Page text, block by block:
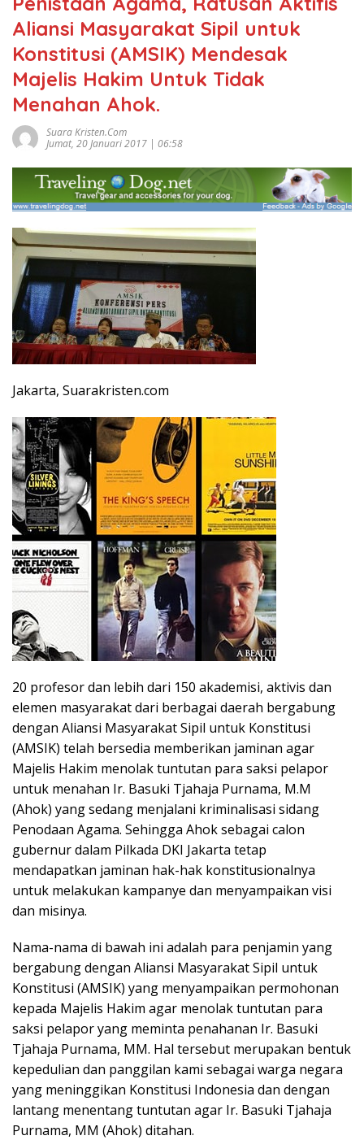
Aliansi Masyarakat Sipil untuk
Konstitusi (AMSIK) Mendesak
Majelis Hakim Untuk Tidak
Menahan Ahok.
Suara Kristen.com
Jumat, 20 Januari 2017 | 06:58
Jakarta, Suarakristen.com
20 profesor dan lebih dari 150 akademisi, aktivis dan
elemen masyarakat dari berbagai daerah bergabung
dengan Aliansi Masyarakat Sipil untuk Konstitusi
(AMSIK) telah bersedia memberikan jaminan agar
Majelis Hakim menolak tuntutan para saksi pelapor
untuk menahan Ir. Basuki Tjahaja Purnama, M.M
(Ahok) yang sedang menjalani kriminalisasi sidang
Penodaan Agama. Sehingga Ahok sebagai calon
gubernur dalam Pilkada DKI Jakarta tetap
mendapatkan jaminan hak-hak konstitusionalnya
untuk melakukan kampanye dan menyampaikan visi
dan misinya.
Nama-nama di bawah ini adalah para penjamin yang
bergabung dengan Aliansi Masyarakat Sipil untuk
Konstitusi (AMSIK) yang menyampaikan permohonan
kepada Majelis Hakim agar menolak tuntutan para
saksi pelapor yang meminta penahanan Ir. Basuki
Tjahaja Purnama, MM. Hal tersebut merupakan bentuk
kepedulian dan panggilan kami sebagai warga negara
yang meninggikan Konstitusi Indonesia dan dengan
lantang menentang tuntutan agar Ir. Basuki Tjahaja
Purnama, MM (Ahok) ditahan.